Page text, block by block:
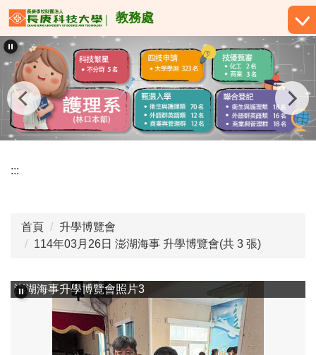
跳
到
主
要
內
容
區
教務處
:::
首頁
升學博覽會
114年03月26日 澎湖海事 升學博覽會(共 3 張)
澎湖海事升學博覽會照片3